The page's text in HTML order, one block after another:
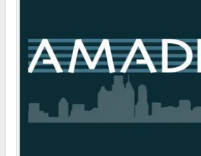
POLÍTICA
"Hemos logrado reducir en un 35 por ciento
que la Ciudad envía a relleno sanitario”
POLÍTICA
El Consejero Gustavo Letner obtiene fondos
los Estados Unidos de América